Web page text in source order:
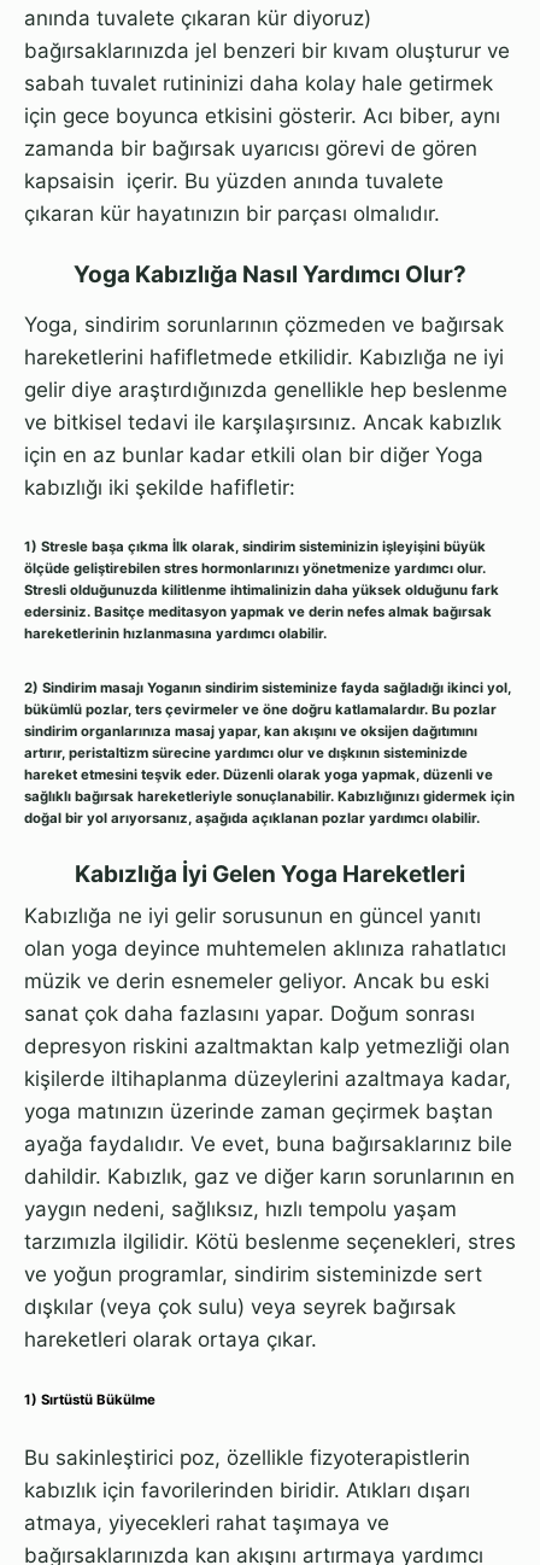
anında tuvalete çıkaran kür diyoruz)
bağırsaklarınızda jel benzeri bir kıvam oluşturur ve
sabah tuvalet rutininizi daha kolay hale getirmek
için gece boyunca etkisini gösterir. Acı biber, aynı
zamanda bir bağırsak uyarıcısı görevi de gören
kapsaisin içerir. Bu yüzden anında tuvalete
çıkaran kür hayatınızın bir parçası olmalıdır.
Yoga Kabızlığa Nasıl Yardımcı Olur?
Yoga, sindirim sorunlarının çözmeden ve bağırsak
hareketlerini hafifletmede etkilidir. Kabızlığa ne iyi
gelir diye araştırdığınızda genellikle hep beslenme
ve bitkisel tedavi ile karşılaşırsınız. Ancak kabızlık
için en az bunlar kadar etkili olan bir diğer Yoga
kabızlığı iki şekilde hafifletir:
1) Stresle başa çıkma İlk olarak, sindirim sisteminizin işleyişini büyük
ölçüde geliştirebilen stres hormonlarınızı yönetmenize yardımcı olur.
Stresli olduğunuzda kilitlenme ihtimalinizin daha yüksek olduğunu fark
edersiniz. Basitçe meditasyon yapmak ve derin nefes almak bağırsak
hareketlerinin hızlanmasına yardımcı olabilir.
2) Sindirim masajı Yoganın sindirim sisteminize fayda sağladığı ikinci yol,
bükümlü pozlar, ters çevirmeler ve öne doğru katlamalardır. Bu pozlar
sindirim organlarınıza masaj yapar, kan akışını ve oksijen dağıtımını
artırır, peristaltizm sürecine yardımcı olur ve dışkının sisteminizde
hareket etmesini teşvik eder. Düzenli olarak yoga yapmak, düzenli ve
sağlıklı bağırsak hareketleriyle sonuçlanabilir. Kabızlığınızı gidermek için
doğal bir yol arıyorsanız, aşağıda açıklanan pozlar yardımcı olabilir.
Kabızlığa İyi Gelen Yoga Hareketleri
Kabızlığa ne iyi gelir sorusunun en güncel yanıtı
olan yoga deyince muhtemelen aklınıza rahatlatıcı
müzik ve derin esnemeler geliyor. Ancak bu eski
sanat çok daha fazlasını yapar. Doğum sonrası
depresyon riskini azaltmaktan kalp yetmezliği olan
kişilerde iltihaplanma düzeylerini azaltmaya kadar,
yoga matınızın üzerinde zaman geçirmek baştan
ayağa faydalıdır. Ve evet, buna bağırsaklarınız bile
dahildir. Kabızlık, gaz ve diğer karın sorunlarının en
yaygın nedeni, sağlıksız, hızlı tempolu yaşam
tarzımızla ilgilidir. Kötü beslenme seçenekleri, stres
ve yoğun programlar, sindirim sisteminizde sert
dışkılar (veya çok sulu) veya seyrek bağırsak
hareketleri olarak ortaya çıkar.
1) Sırtüstü Bükülme
Bu sakinleştirici poz, özellikle fizyoterapistlerin
kabızlık için favorilerinden biridir. Atıkları dışarı
atmaya, yiyecekleri rahat taşımaya ve
bağırsaklarınızda kan akışını artırmaya yardımcı